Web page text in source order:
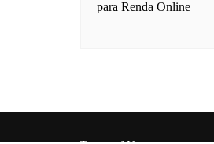
para Renda Online